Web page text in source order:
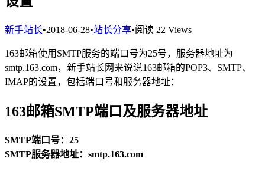
新手站长•2018-06-28•站长分享•阅读 22 Views
163邮箱使用SMTP服务的端口号为25号，服务器地址为
smtp.163.com，新手站长网来说说163邮箱的POP3、SMTP、
IMAP的设置，包括端口号和服务器地址：
163邮箱SMTP端口及服务器地址
SMTP端口号：25
SMTP服务器地址：smtp.163.com